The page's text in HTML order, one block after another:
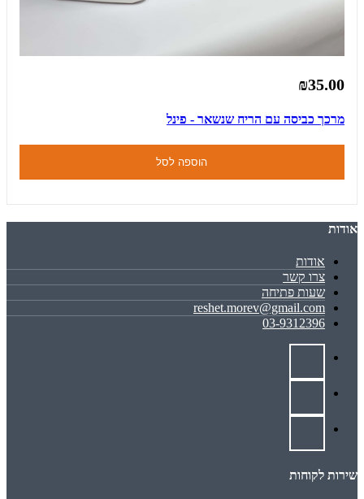
₪35.00
מרכך כביסה עם הריח שנשאר - פינל
הוספה לסל
אודות
אודות
צרו קשר
שעות פתיחה
reshet.morev@gmail.com
03-9312396
שירות לקוחות